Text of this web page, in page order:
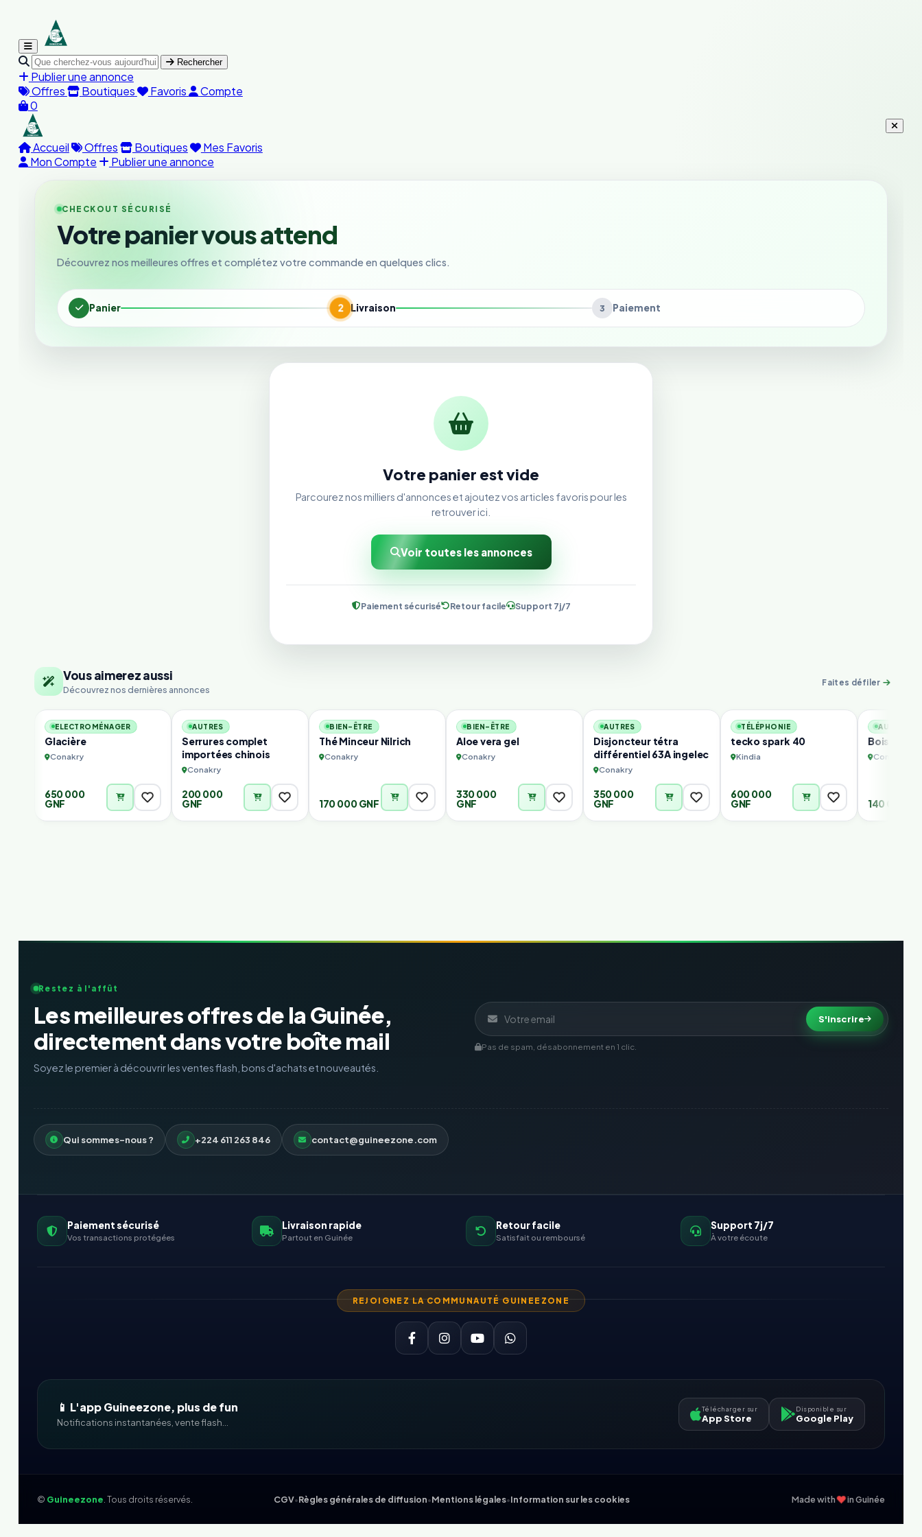
Rechercher
Publier une annonce
Offres
Boutiques Favoris
Compte
0
Accueil Offres Boutiques
Mes Favoris
Mon Compte
Publier une annonce
CHECKOUT SÉCURISÉ
Votre panier vous attend
Découvrez nos meilleures offres et complétez votre commande en quelques clics.
Panier 2 Livraison 3 Paiement
Votre panier est vide
Parcourez nos milliers d'annonces et ajoutez vos articles favoris pour les
retrouver ici.
Voir toutes les annonces
Paiement sécurisé Retour facile Support 7j/7
Vous aimerez aussi
Découvrez nos dernières annonces
Faites défiler
2
ELECTROMÉNAGER
Glacière
Conakry
650 000
GNF
AUTRES
Serrures complet
importées chinois
Conakry
200 000
GNF
BIEN-ÊTRE
Thé Minceur Nilrich
Conakry
170 000 GNF
BIEN-ÊTRE
Aloe vera gel
Conakry
330 000
GNF
AUTRES
Disjoncteur tétra
différentiel 63A ingelec
Conakry
350 000
GNF
TÉLÉPHONIE
tecko spark 40
Kindia
600 000
GNF
AUTRES
Bois
Conakry
140 000
Restez à l'affût
Les meilleures offres de la Guinée,
directement dans votre boîte mail
Soyez le premier à découvrir les ventes flash, bons d'achats et nouveautés.
S'inscrire
Pas de spam, désabonnement en 1 clic.
Qui sommes-nous ? +224 611 263 846 contact@guineezone.com
Paiement sécurisé
Vos transactions protégées
Livraison rapide
Partout en Guinée
Retour facile
Satisfait ou remboursé
Support 7j/7
À votre écoute
REJOIGNEZ LA COMMUNAUTÉ GUINEEZONE
📱 L'app Guineezone, plus de fun
Notifications instantanées, vente flash...
Télécharger sur
App Store
Disponible sur
Google Play
© Guineezone . Tous droits réservés. CGV•Règles générales de diffusion•Mentions légales•Information sur les cookies Made with❤in Guinée